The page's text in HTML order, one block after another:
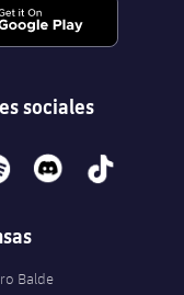
sociales
discord tiktok
Balde